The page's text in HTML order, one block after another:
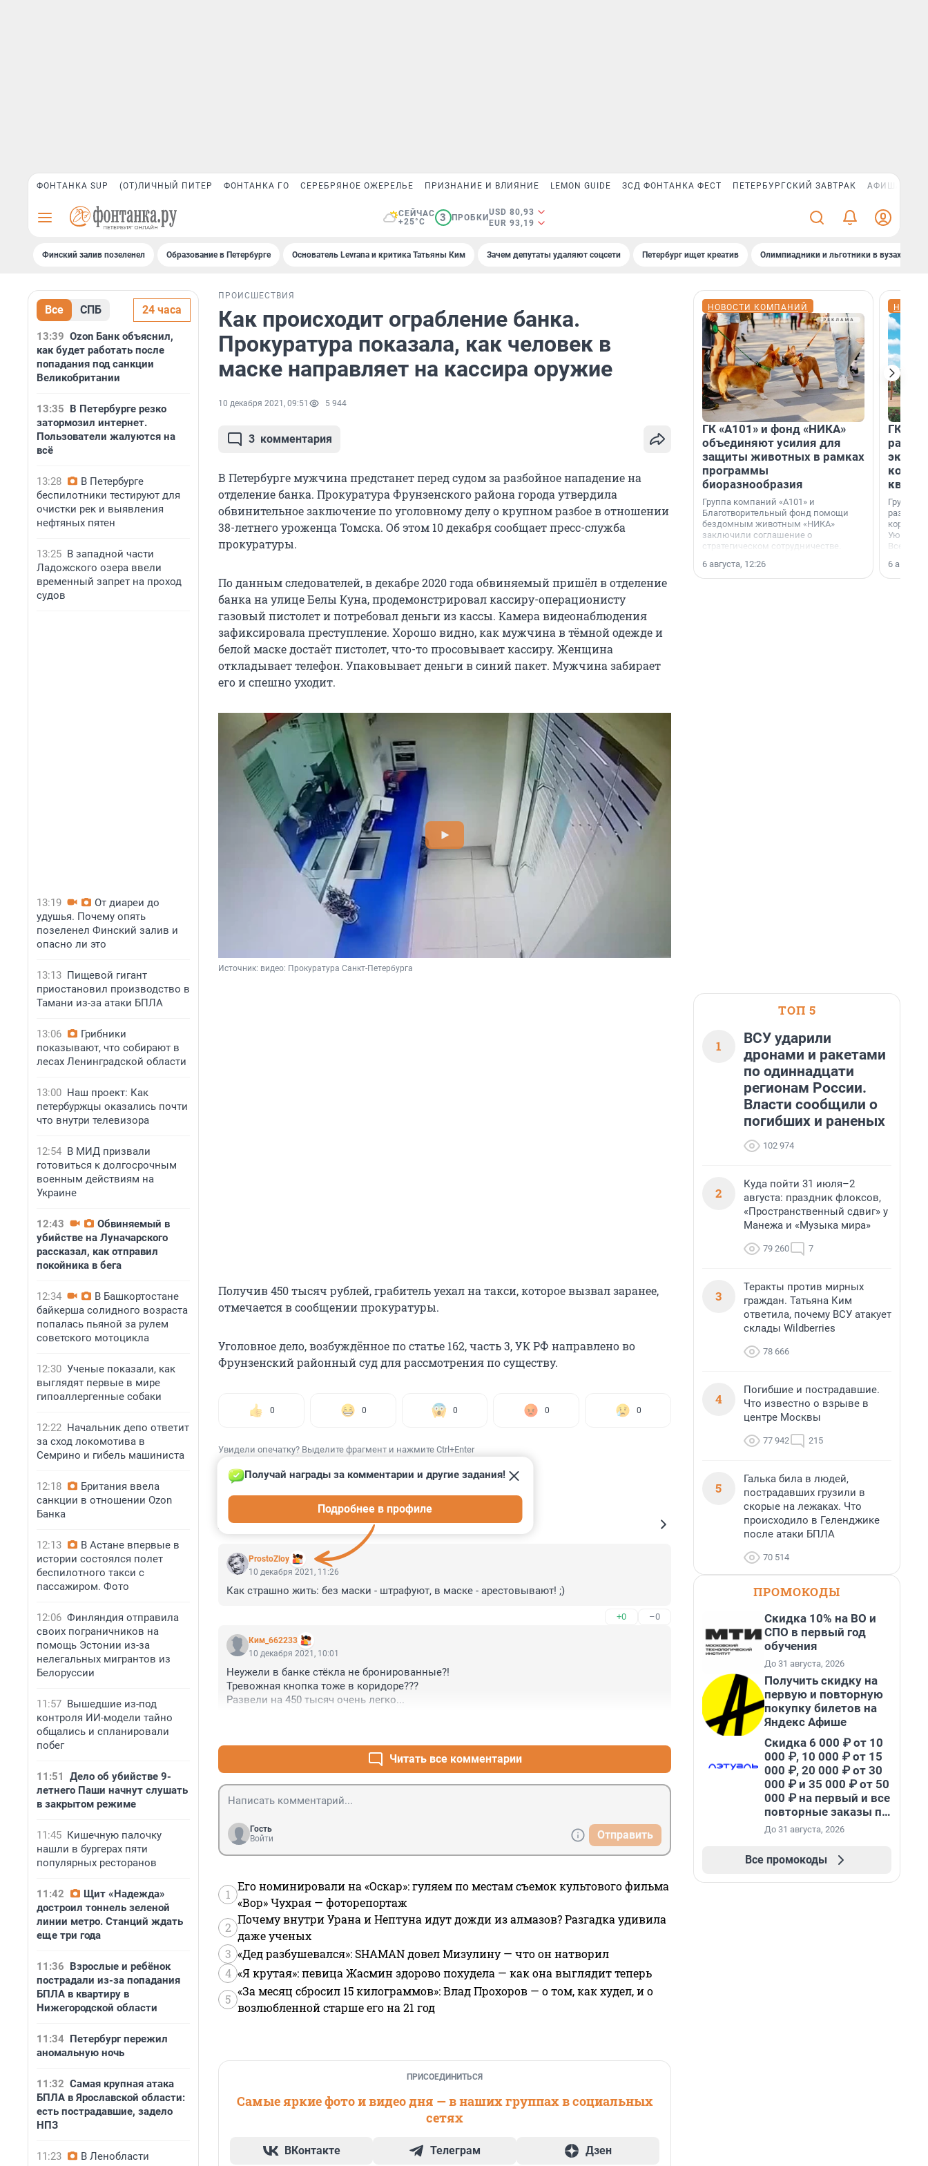
ФОНТАНКА SUP (ОТ)ЛИЧНЫЙ ПИТЕР ФОНТАНКА ГО СЕРЕБРЯНОЕ ОЖЕРЕЛЬЕ ПРИЗНАНИЕ И ВЛИЯНИЕ LEMON GUIDE ЗСД ФОНТАНКА ФЕСТ ПЕТЕРБУРГСКИЙ ЗАВТРАК АФИША PLUS
СЕЙЧАС
+25°C
3 ПРОБКИ
USD 80,93
EUR 93,19
Финский залив позеленел Образование в Петербурге Основатель Levrana и критика Татьяны Ким Зачем депутаты удаляют соцсети Петербург ищет креатив Олимпиадники и льготники в вузах СПб
Все СПБ 24 часа
13:39 Ozon Банк объяснил,
как будет работать после
попадания под санкции
Великобритании
13:35 В Петербурге резко
затормозил интернет.
Пользователи жалуются на
всё
13:28
В Петербурге
беспилотники тестируют для
очистки рек и выявления
нефтяных пятен
13:25 В западной части
Ладожского озера ввели
временный запрет на проход
судов
13:19
От диареи до
удушья. Почему опять
позеленел Финский залив и
опасно ли это
13:13 Пищевой гигант
приостановил производство в
Тамани из-за атаки БПЛА
13:06
Грибники
показывают, что собирают в
лесах Ленинградской области
13:00 Наш проект: Как
петербуржцы оказались почти
что внутри телевизора
12:54 В МИД призвали
готовиться к долгосрочным
военным действиям на
Украине
12:43
Обвиняемый в
убийстве на Луначарского
рассказал, как отправил
покойника в бега
12:34
В Башкортостане
байкерша солидного возраста
попалась пьяной за рулем
советского мотоцикла
12:30 Ученые показали, как
выглядят первые в мире
гипоаллергенные собаки
12:22 Начальник депо ответит
за сход локомотива в
Семрино и гибель машиниста
12:18
Британия ввела
санкции в отношении Ozon
Банка
12:13
В Астане впервые в
истории состоялся полет
беспилотного такси с
пассажиром. Фото
12:06 Финляндия отправила
своих пограничников на
помощь Эстонии из-за
нелегальных мигрантов из
Белоруссии
11:57 Вышедшие из-под
контроля ИИ-модели тайно
общались и спланировали
побег
11:51
Дело об убийстве 9-
летнего Паши начнут слушать
в закрытом режиме
11:45 Кишечную палочку
нашли в бургерах пяти
популярных ресторанов
11:42
Щит «Надежда»
достроил тоннель зеленой
линии метро. Станций ждать
еще три года
11:36 Взрослые и ребёнок
пострадали из-за попадания
БПЛА в квартиру в
Нижегородской области
11:34 Петербург пережил
аномальную ночь
11:32 Самая крупная атака
БПЛА в Ярославской области:
есть пострадавшие, задело
НПЗ
11:23
В Ленобласти
ПРОИСШЕСТВИЯ
Как происходит ограбление банка.
Прокуратура показала, как человек в
маске направляет на кассира оружие
10 декабря 2021, 09:51 5 944
3 комментария
В Петербурге мужчина предстанет перед судом за разбойное нападение на
отделение банка. Прокуратура Фрунзенского района города утвердила
обвинительное заключение по уголовному делу о крупном разбое в отношении
38-летнего уроженца Томска. Об этом 10 декабря сообщает пресс-служба
прокуратуры.
По данным следователей, в декабре 2020 года обвиняемый пришёл в отделение
банка на улице Белы Куна, продемонстрировал кассиру-операционисту
газовый пистолет и потребовал деньги из кассы. Камера видеонаблюдения
зафиксировала преступление. Хорошо видно, как мужчина в тёмной одежде и
белой маске достаёт пистолет, что-то просовывает кассиру. Женщина
откладывает телефон. Упаковывает деньги в синий пакет. Мужчина забирает
его и спешно уходит.
Источник: видео: Прокуратура Санкт-Петербурга
Получив 450 тысяч рублей, грабитель уехал на такси, которое вызвал заранее,
отмечается в сообщении прокуратуры.
Уголовное дело, возбуждённое по статье 162, часть 3, УК РФ направлено во
Фрунзенский районный суд для рассмотрения по существу.
0 0 0 0 0
Увидели опечатку? Выделите фрагмент и нажмите Ctrl+Enter
КОММЕНТАРИИ 3
ProstoZloy
Получай награды за комментарии и другие задания!
Подробнее в профиле
10 декабря 2021, 11:26
Как страшно жить: без маски - штрафуют, в маске - арестовывают! ;)
+0 –0
Ким_662233
10 декабря 2021, 10:01
Неужели в банке стёкла не бронированные?!
Тревожная кнопка тоже в коридоре???
Развели на 450 тысяч очень легко...
Читать все комментарии
Гость
Войти
Отправить
1
Его номинировали на «Оскар»: гуляем по местам съемок культового фильма
«Вор» Чухрая — фоторепортаж
2
Почему внутри Урана и Нептуна идут дожди из алмазов? Разгадка удивила
даже ученых
3 «Дед разбушевался»: SHAMAN довел Мизулину — что он натворил
4 «Я крутая»: певица Жасмин здорово похудела — как она выглядит теперь
5
«За месяц сбросил 15 килограммов»: Влад Прохоров — о том, как худел, и о
возлюбленной старше его на 21 год
ПРИСОЕДИНИТЬСЯ
Самые яркие фото и видео дня — в наших группах в социальных
сетях
ВКонтакте Телеграм Дзен
НОВОСТИ КОМПАНИЙ
ГК «А101» и фонд «НИКА»
объединяют усилия для
защиты животных в рамках
программы
биоразнообразия
Группа компаний «А101» и
Благотворительный фонд помощи
бездомным животным «НИКА»
заключили соглашение о
стратегическом сотрудничестве.
6 августа, 12:26
ГК
Группа
корпуса
Уютный
6
ТОП 5
1
ВСУ ударили
дронами и ракетами
по одиннадцати
регионам России.
Власти сообщили о
погибших и раненых
102 974
2
Куда пойти 31 июля–2
августа: праздник флоксов,
«Пространственный сдвиг» у
Манежа и «Музыка мира»
79 260 7
3
Теракты против мирных
граждан. Татьяна Ким
ответила, почему ВСУ атакует
склады Wildberries
78 666
4
Погибшие и пострадавшие.
Что известно о взрыве в
центре Москвы
77 942 215
5
Галька била в людей,
пострадавших грузили в
скорые на лежаках. Что
происходило в Геленджике
после атаки БПЛА
70 514
ПРОМОКОДЫ
Скидка 10% на ВО и
СПО в первый год
обучения
До 31 августа, 2026
Получить скидку на
первую и повторную
покупку билетов на
Яндекс Афише
Скидка 6 000 ₽ от 10
000 ₽, 10 000 ₽ от 15
000 ₽, 20 000 ₽ от 30
000 ₽ и 35 000 ₽ от 50
000 ₽ на первый и все
повторные заказы по
промокоду НАБЕРИ
До 31 августа, 2026
Все промокоды